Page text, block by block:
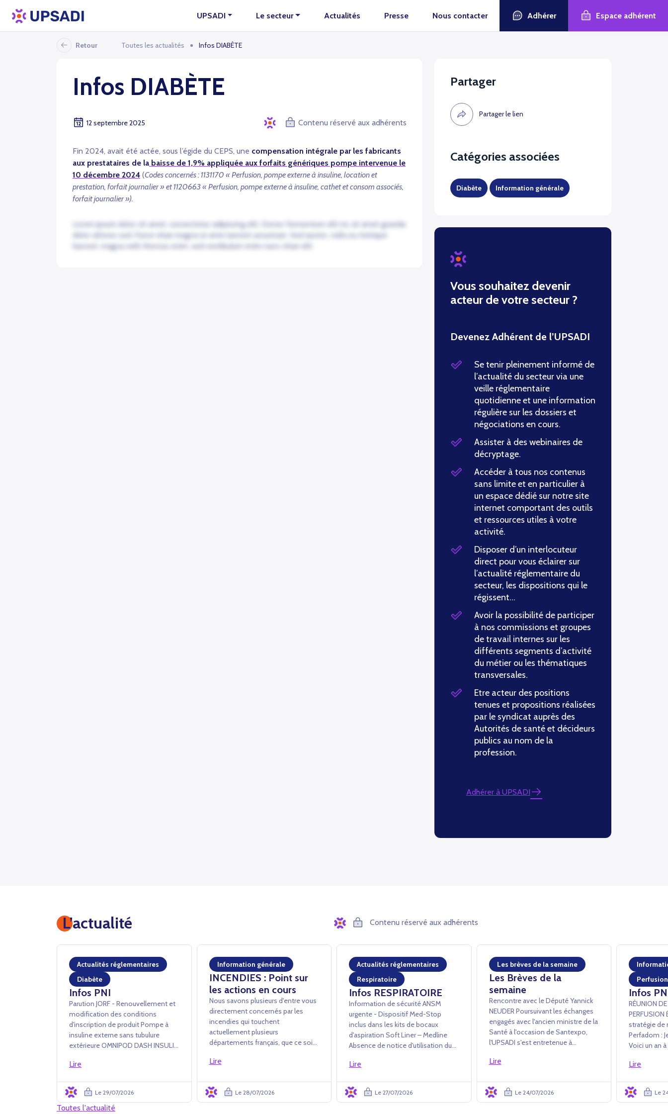
UPSADI Le secteur Actualités Presse Nous contacter Adhérer Espace adhérent
Retour Toutes les actualités Infos DIABÈTE
Infos DIABÈTE
12 septembre 2025 Contenu réservé aux adhérents
Fin 2024, avait été actée, sous l’égide du CEPS, une compensation intégrale par les fabricants
aux prestataires de la baisse de 1,9% appliquée aux forfaits génériques pompe intervenue le
10 décembre 2024 (Codes concernés : 1131170 « Perfusion, pompe externe à insuline, location et
prestation, forfait journalier » et 1120663 « Perfusion, pompe externe à insuline, cathet et consom associés,
forfait journalier »).
Lorem ipsum dolor sit amet, consectetur adipiscing elit. Donec fermentum elit mi, sit amet gravida
dolor ultrices sed. Fusce vitae magna ut ante laoreet accumsan. Sed auctor, nulla eu tristique
laoreet, magna velit rhoncus enim, sed vestibulum enim nunc vitae elit.
Partager
Partager le lien
Catégories associées
Diabète Information générale
Vous souhaitez devenir
acteur de votre secteur ?
Devenez Adhérent de l’UPSADI
Se tenir pleinement informé de
l’actualité du secteur via une
veille réglementaire
quotidienne et une information
régulière sur les dossiers et
négociations en cours.
Assister à des webinaires de
décryptage.
Accéder à tous nos contenus
sans limite et en particulier à
un espace dédié sur notre site
internet comportant des outils
et ressources utiles à votre
activité.
Disposer d’un interlocuteur
direct pour vous éclairer sur
l’actualité réglementaire du
secteur, les dispositions qui le
régissent…
Avoir la possibilité de participer
à nos commissions et groupes
de travail internes sur les
différents segments d’activité
du métier ou les thématiques
transversales.
Etre acteur des positions
tenues et propositions réalisées
par le syndicat auprès des
Autorités de santé et décideurs
publics au nom de la
profession.
Adhérer à UPSADI
L’actualité Contenu réservé aux adhérents
Actualités réglementaires
Diabète
Infos PNI
Parution JORF - Renouvellement et
modification des conditions
d'inscription de produit Pompe à
insuline externe sans tubulure
extérieure OMNIPOD DASH INSULIN
France SAS Arrêté du 24 juillet 2026
d'inscription et modification des
conditions d'i...
Lire
Le 29/07/2026
Information générale
INCENDIES : Point sur
les actions en cours
Nous savons plusieurs d'entre vous
directement concernés par les
incendies qui touchent
actuellement plusieurs
départements français, que ce soit
des conséquences opérationnelles
fermetures administratives,
difficultés d'accès au...
Lire
Le 28/07/2026
Actualités réglementaires
Respiratoire
Infos RESPIRATOIRE
Information de sécurité ANSM
urgente - Dispositif Med-Stop
inclus dans les kits de bocaux
d'aspiration Soft Liner – Medline
Absence de notice d'utilisation du
Soft Liner L’ANSM a été informée
de la mise en œuvre d'une acti...
Lire
Le 27/07/2026
Les brèves de la semaine
Les Brèves de la
semaine
Rencontre avec le Député Yannick
NEUDER ­Poursuivant les échanges
engagés avec l'ancien ministre de la
Santé à l'occasion de Santexpo,
l'UPSADI s'est entretenue à
Neuder afin de lui exposer plus en
système de santé. L'accent a été
mis...
Lire
Le 24/07/2026
Perfusion
Infos
RÉUNION
PERFUSION Échanges sur la
stratégie de
Perfadom :
Voici un an
Perfadom. La Commission
plusieurs
Lire
Le
Toutes l'actualité